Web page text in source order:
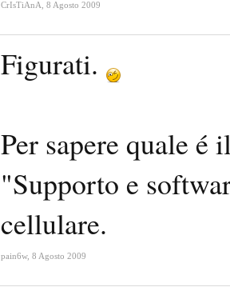
CrIsTiAnA 8 Agosto 2009
Figurati.
Per sapere quale é
"Supporto e
cellulare.
pain6w, 8 Agosto 2009